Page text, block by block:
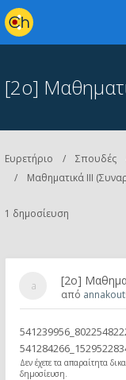
[2ο]
Ευρετήριο Σπουδές
Μαθηματικά ΙΙΙ
1 δημοσίευση
[2ο]
από
Δεν έχετε τα απαραίτητα
δημοσίευση.